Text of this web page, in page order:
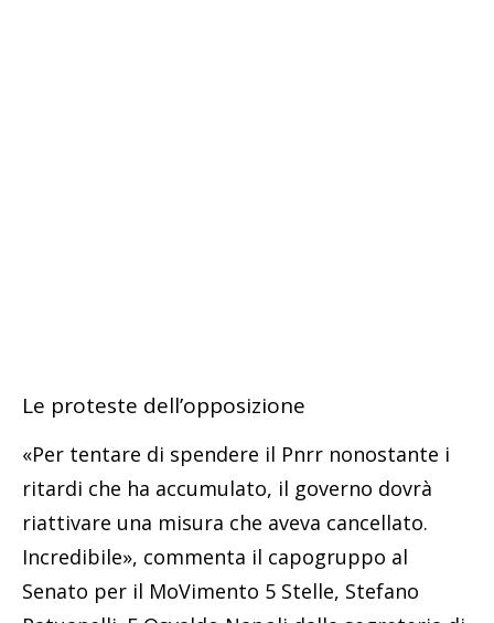
Le proteste dell’opposizione
«Per tentare di spendere il Pnrr nonostante i
ritardi che ha accumulato, il governo dovrà
riattivare una misura che aveva cancellato.
Incredibile», commenta il capogruppo al
Senato per il MoVimento 5 Stelle, Stefano